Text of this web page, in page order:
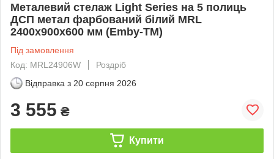
Металевий стелаж Light Series на 5 полиць
ДСП метал фарбований білий MRL
2400х900x600 мм (Emby-ТМ)
Під замовлення
Код: MRL24906W
Роздріб
Відправка з 20 серпня 2026
3 555 ₴
Купити